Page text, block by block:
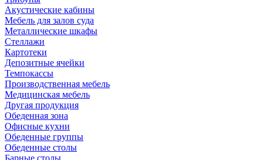
Акустические кабины
Мебель для залов суда
Металлические шкафы
Стеллажи
Картотеки
Депозитные ячейки
Темпокассы
Производственная мебель
Медицинская мебель
Другая продукция
Обеденная зона
Офисные кухни
Обеденные группы
Обеденные столы
Барные столы